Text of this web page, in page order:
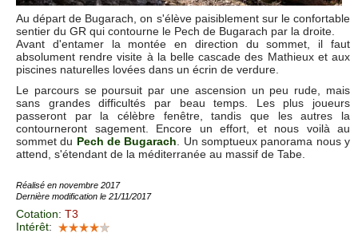
Au départ de Bugarach, on s'élève paisiblement sur le confortable
sentier du GR qui contourne le Pech de Bugarach par la droite.
Avant d'entamer la montée en direction du sommet, il faut
absolument rendre visite à la belle cascade des Mathieux et aux
piscines naturelles lovées dans un écrin de verdure.
Le parcours se poursuit par une ascension un peu rude, mais
sans grandes difficultés par beau temps. Les plus joueurs
passeront par la célèbre fenêtre, tandis que les autres la
contourneront sagement. Encore un effort, et nous voilà au
sommet du Pech de Bugarach . Un somptueux panorama nous y
attend, s'étendant de la méditerranée au massif de Tabe.
Réalisé en novembre 2017
Dernière modification le 21/11/2017
Cotation: T3
Intérêt: